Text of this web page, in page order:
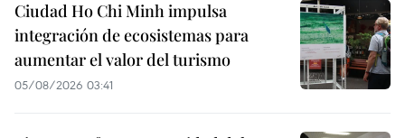
Ciudad Ho Chi Minh impulsa
integración de ecosistemas para
aumentar el valor del turismo
05/08/2026 03:41